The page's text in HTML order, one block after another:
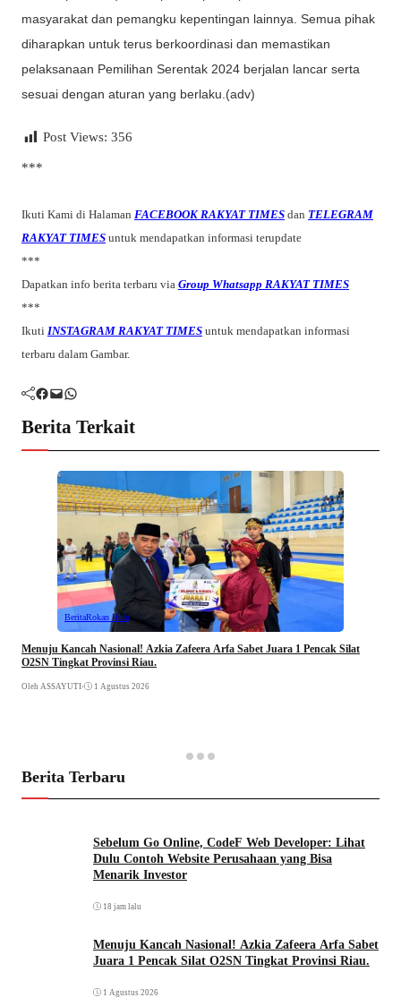
masyarakat dan pemangku kepentingan lainnya. Semua pihak
diharapkan untuk terus berkoordinasi dan memastikan
pelaksanaan Pemilihan Serentak 2024 berjalan lancar serta
sesuai dengan aturan yang berlaku.(adv)
Post Views: 356
***
Ikuti Kami di Halaman FACEBOOK RAKYAT TIMES dan TELEGRAM
RAKYAT TIMES untuk mendapatkan informasi terupdate
***
Dapatkan info berita terbaru via Group Whatsapp RAKYAT TIMES
***
Ikuti INSTAGRAM RAKYAT TIMES untuk mendapatkan informasi
terbaru dalam Gambar.
Facebook Mail WhatsApp
Berita Terkait
BeritaRokan Hulu
Menuju Kancah Nasional! Azkia Zafeera Arfa Sabet Juara 1 Pencak Silat
O2SN Tingkat Provinsi Riau.
Oleh ASSAYUTI• 1 Agustus 2026
Berita Terbaru
Sebelum Go Online, CodeF Web Developer: Lihat
Dulu Contoh Website Perusahaan yang Bisa
Menarik Investor
18 jam lalu
Menuju Kancah Nasional! Azkia Zafeera Arfa Sabet
Juara 1 Pencak Silat O2SN Tingkat Provinsi Riau.
1 Agustus 2026